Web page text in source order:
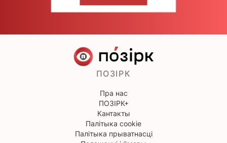
ПОЗІРК
Пра нас
ПОЗІРК+
Кантакты
Палітыка cookie
Палітыка прыватнасці